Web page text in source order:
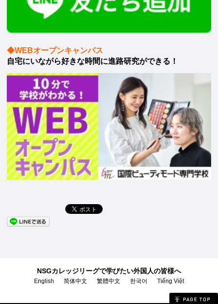
◆WEBオープンキャンパス
自宅にいながら好きな時間に進路研究ができる！
NSGカレッジリーグで学びたい外国人の皆様へ
English 简体中文 繁體中文 한국어 Tiếng Việt